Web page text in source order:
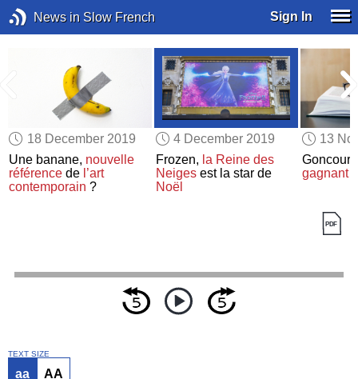
News in Slow French Sign In
18 December 2019
Une banane, nouvelle
référence de l’art
contemporain ?
4 December 2019
Frozen, la Reine des
Neigesest la star de
Noël
13
Goncourt
gagnant
TEXT SIZE
aa AA